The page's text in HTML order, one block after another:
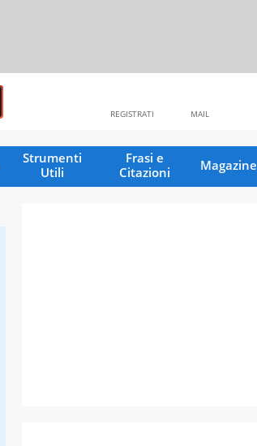
MAIL
REGISTRATI
Strumenti
Utili
Frasi e
Citazioni
Magazine